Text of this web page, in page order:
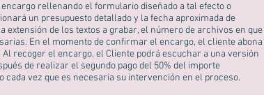
rellenando el formulario diseñado a tal efecto o
un presupuesto detallado y la fecha aproximada de
de los textos a grabar, el número de archivos en que
En el momento de confirmar el encargo, el cliente abona
recoger el encargo, el Cliente podrá escuchar a una versión
de realizar el segundo pago del 50% del importe
vez que es necesaria su intervención en el proceso.